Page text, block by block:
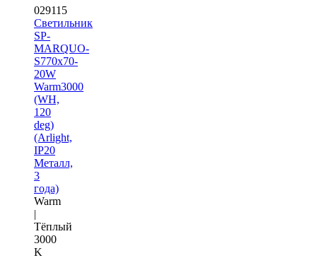
029115
Светильник
SP-
MARQUO-
S770x70-
20W
Warm3000
(WH,
120
deg)
(Arlight,
IP20
Металл,
3
года)
Warm
|
Тёплый
3000
K